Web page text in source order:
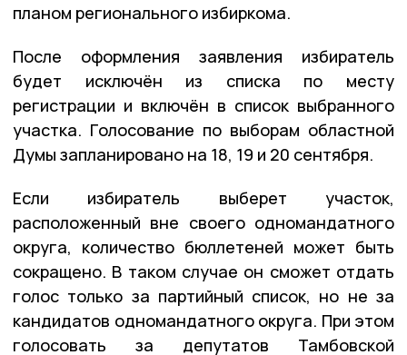
планом регионального избиркома.
После оформления заявления избиратель
будет исключён из списка по месту
регистрации и включён в список выбранного
участка. Голосование по выборам областной
Думы запланировано на 18, 19 и 20 сентября.
Если избиратель выберет участок,
расположенный вне своего одномандатного
округа, количество бюллетеней может быть
сокращено. В таком случае он сможет отдать
голос только за партийный список, но не за
кандидатов одномандатного округа. При этом
голосовать за депутатов Тамбовской